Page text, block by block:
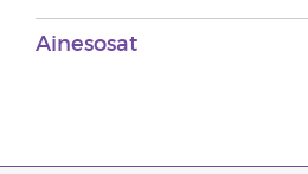
Ainesosat